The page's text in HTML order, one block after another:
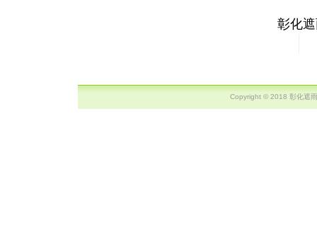
彰化
Copyright © 2018 彰化遮